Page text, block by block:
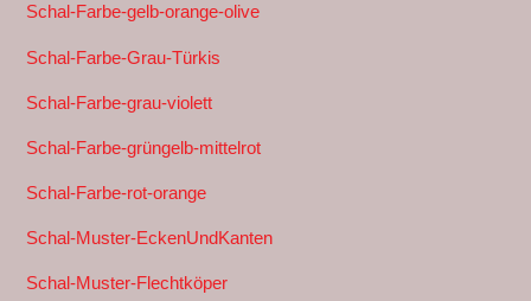
Schal-Farbe-gelb-orange-olive
Schal-Farbe-Grau-Türkis
Schal-Farbe-grau-violett
Schal-Farbe-grüngelb-mittelrot
Schal-Farbe-rot-orange
Schal-Muster-EckenUndKanten
Schal-Muster-Flechtköper